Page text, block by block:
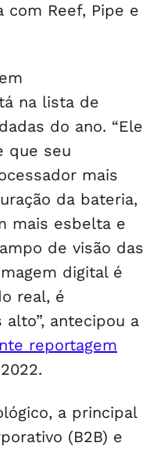
com Reef, Pipe e
na lista de
do ano. “Ele
que seu
mais
da bateria,
mais esbelta e
de visão das
digital é
real, é
antecipou a
reportagem
a principal
(B2B) e